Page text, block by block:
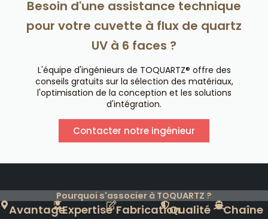
Besoin d'une assistance technique
pour votre cuvette à flux de quartz
UV à 6 faces ?
L'équipe d'ingénieurs de TOQUARTZ® offre des
conseils gratuits sur la sélection des matériaux,
l'optimisation de la conception et les solutions
d'intégration.
Contacter notre ingénieur
Pourquoi s'associer à TOQUARTZ ?
AvantageExpertise FabricationQualité
Chaîne